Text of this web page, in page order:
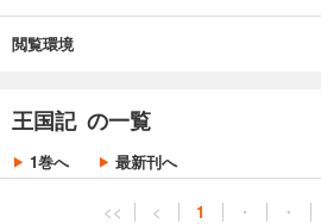
閲覧環境
王国記 の一覧
1巻へ 最新刊へ
<< < 1 ・ ・